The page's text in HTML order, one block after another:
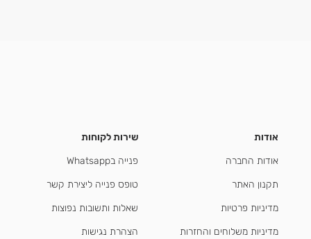
אודות
אודות החברה
תקנון האתר
מדיניות פרטיות
מדיניות משלוחים והחזרות
שירות לקוחות
פנייה בWhatsapp
טופס פנייה ליצירת קשר
שאלות ותשובות נפוצות
הצהרת נגישות